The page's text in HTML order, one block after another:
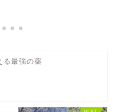
る最強の薬